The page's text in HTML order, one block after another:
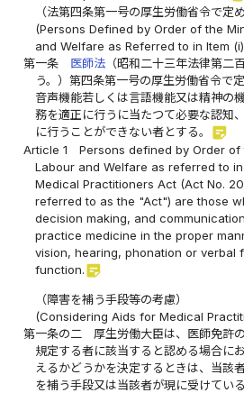
（法第四条第一号の厚生労働省令で定め
(Persons Defined by Order of the
and Welfare as Referred to in Item
第一条
医師法 （昭和二十三年法律第二
う。）第四条第一号の厚生労働省令で
音声機能若しくは言語機能又は精神の
務を適正に行うに当たつて必要な認知
に行うことができない者とする。 sticky_note_2
Article 1
Persons defined by Order
Labour and Welfare as referred to
Medical Practitioners Act (Act No.
referred to as the "Act") are those
decision making, and
practice medicine in the proper
vision, hearing, phonation or verbal
function.sticky_note_2
（障害を補う手段等の考慮）
(Considering Aids for Medical
第一条の二
厚生労働大臣は、医師免許
規定する者に該当すると認める場合に
えるかどうかを決定するときは、当該
を補う手段又は当該者が現に受けてい